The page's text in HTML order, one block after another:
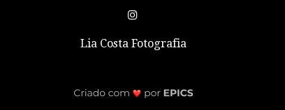
Lia Costa Fotografia